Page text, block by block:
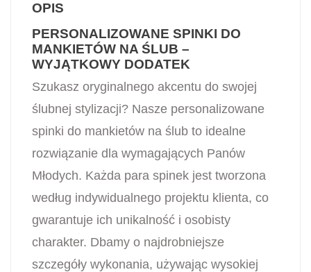
OPIS
PERSONALIZOWANE SPINKI DO
MANKIETÓW NA ŚLUB –
WYJĄTKOWY DODATEK
Szukasz oryginalnego akcentu do swojej
ślubnej stylizacji? Nasze personalizowane
spinki do mankietów na ślub to idealne
rozwiązanie dla wymagających Panów
Młodych. Każda para spinek jest tworzona
według indywidualnego projektu klienta, co
gwarantuje ich unikalność i osobisty
charakter. Dbamy o najdrobniejsze
szczegóły wykonania, używając wysokiej